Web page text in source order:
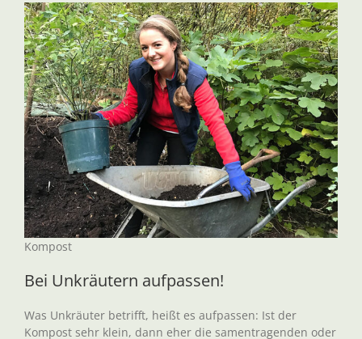
Kompost
Bei Unkräutern aufpassen!
Was Unkräuter betrifft, heißt es aufpassen: Ist der
Kompost sehr klein, dann eher die samentragenden oder